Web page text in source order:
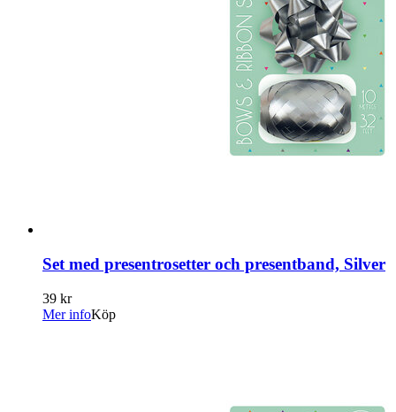
Set med presentrosetter och presentband, Silver
39 kr
Mer infoKöp